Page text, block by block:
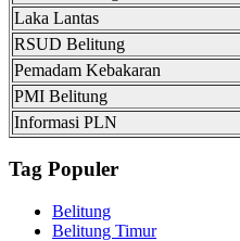
Laka Lantas
RSUD Belitung
Pemadam Kebakaran
PMI Belitung
Informasi PLN
Tag Populer
Belitung
Belitung Timur